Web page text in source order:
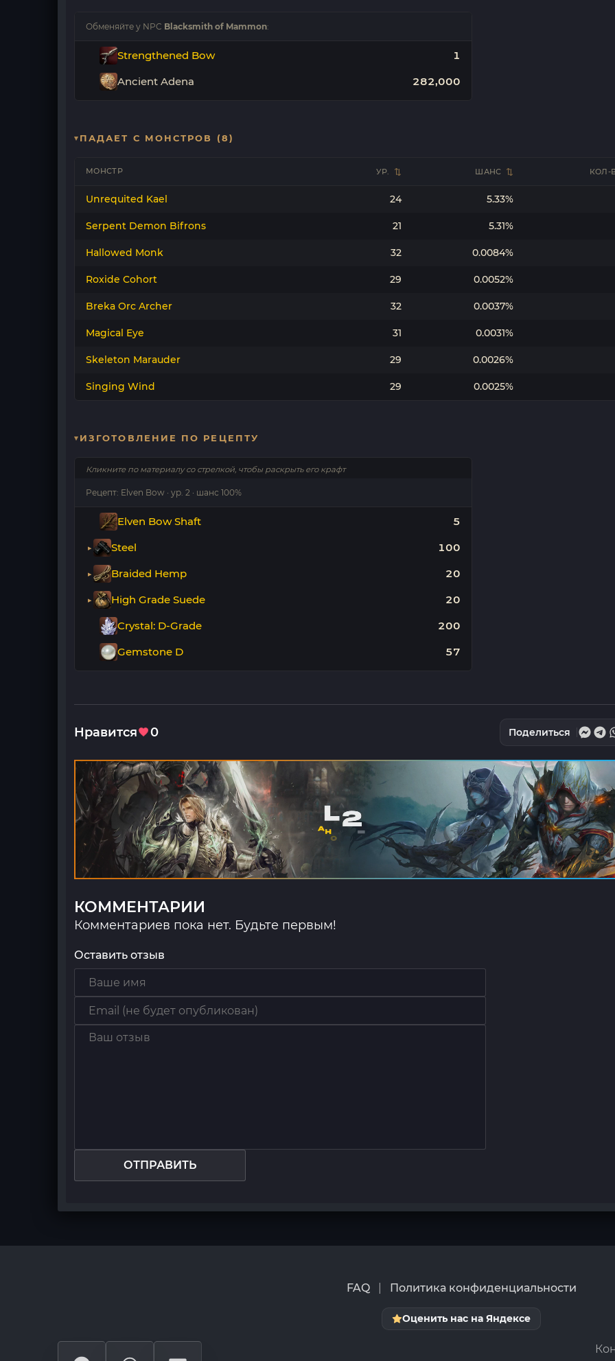
Обменяйте у NPC Blacksmith of Mammon:
Strengthened Bow 1
Ancient Adena 282,000
ПАДАЕТ С МОНСТРОВ (8)
МОНСТР УР. ШАНС КОЛ-
Unrequited Kael 24 5.33%
Serpent Demon Bifrons 21 5.31%
Hallowed Monk 32 0.0084%
Roxide Cohort 29 0.0052%
Breka Orc Archer 32 0.0037%
Magical Eye 31 0.0031%
Skeleton Marauder 29 0.0026%
Singing Wind 29 0.0025%
ИЗГОТОВЛЕНИЕ ПО РЕЦЕПТУ
Кликните по материалу со стрелкой, чтобы раскрыть его крафт
Рецепт: Elven Bow · ур. 2 · шанс 100%
Elven Bow Shaft 5
Steel 100
Braided Hemp 20
High Grade Suede 20
Crystal: D-Grade 200
Gemstone D 57
Нравится 0 Поделиться
КОММЕНТАРИИ
Комментариев пока нет. Будьте первым!
Оставить отзыв
ОТПРАВИТЬ
FAQ Политика конфиденциальности
Оценить нас на Яндексе